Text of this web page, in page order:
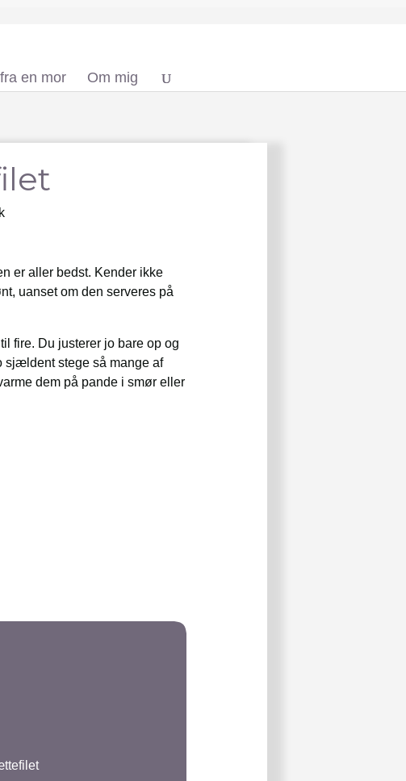
en mor Om mig
er aller bedst. Kender ikke
uanset om den serveres på
fire. Du justerer jo bare op og
sjældent stege så mange af
dem på pande i smør eller